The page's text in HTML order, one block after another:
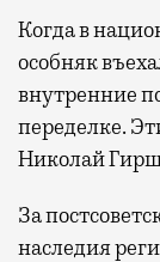
Когда в
особняк
внутренние
переделке.
Николай
За
наследия